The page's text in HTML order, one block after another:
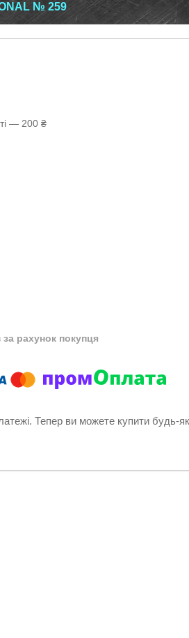
№ 259
— 200 ₴
за рахунок покупця
Тепер ви можете купити будь-